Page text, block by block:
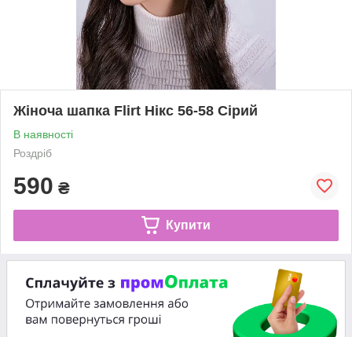
Жіноча шапка Flirt Нікс 56-58 Сірий
В наявності
Роздріб
590 ₴
Купити